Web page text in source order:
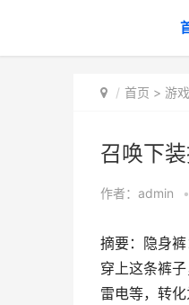
首页 > 游
召唤下
作者： admin •
摘要：隐身
穿上这条裤
雷电等，转